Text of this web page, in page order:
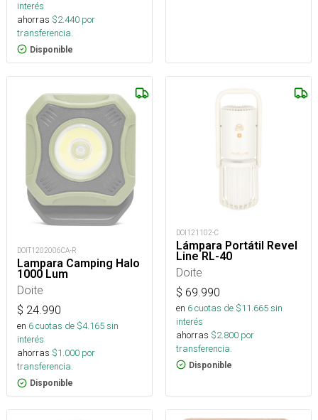
interés
ahorras $2.440 por
transferencia.
Disponible
DOIT1202006CA-R
Lampara Camping Halo
1000 Lum
Doite
$ 24.990
en 6cuotas de $4.165sin
interés
ahorras $1.000 por
transferencia.
Disponible
DOI121102-C
Lámpara Portátil Revel
Line RL-40
Doite
$ 69.990
en 6cuotas de $11.665sin
interés
ahorras $2.800 por
transferencia.
Disponible